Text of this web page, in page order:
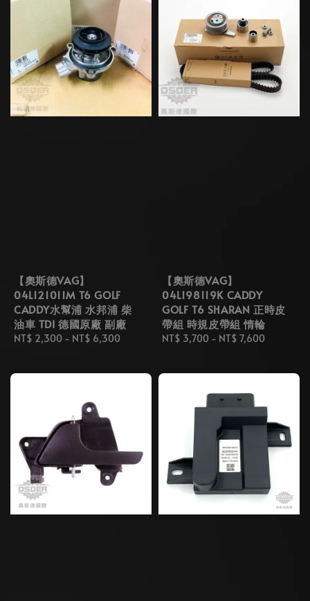
【奧斯德VAG】
04L121011M T6 GOLF
CADDY水幫浦 水邦浦 柴
油車 TDI 德國原廠 副廠
Regular
NT$ 2,300 - NT$ 6,300
【奧斯德VAG】
04L198119K CADDY
GOLF T6 SHARAN 正時皮
帶組 時規皮帶組 惰輪
Regular
NT$ 3,700 - NT$ 7,600